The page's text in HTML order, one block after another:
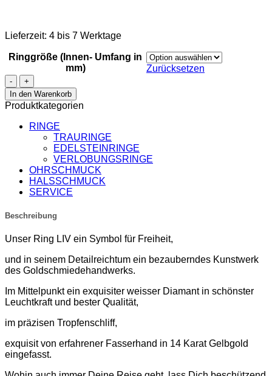
Lieferzeit: 4 bis 7 Werktage
Ringgröße (Innen- Umfang in
mm)
Zurücksetzen
Diamant
Ring
LIV
Menge
In den Warenkorb
Produktkategorien
RINGE
TRAURINGE
EDELSTEINRINGE
VERLOBUNGSRINGE
OHRSCHMUCK
HALSSCHMUCK
SERVICE
Beschreibung
Unser Ring LIV ein Symbol für Freiheit,
und in seinem Detailreichtum ein bezauberndes Kunstwerk
des Goldschmiedehandwerks.
Im Mittelpunkt ein exquisiter weisser Diamant in schönster
Leuchtkraft und bester Qualität,
im präzisen Tropfenschliff,
exquisit von erfahrener Fasserhand in 14 Karat Gelbgold
eingefasst.